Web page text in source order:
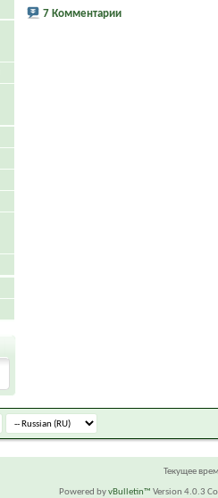
7 Комментарии
Текущее
Powered byvBulletin™ Version 4.0.3